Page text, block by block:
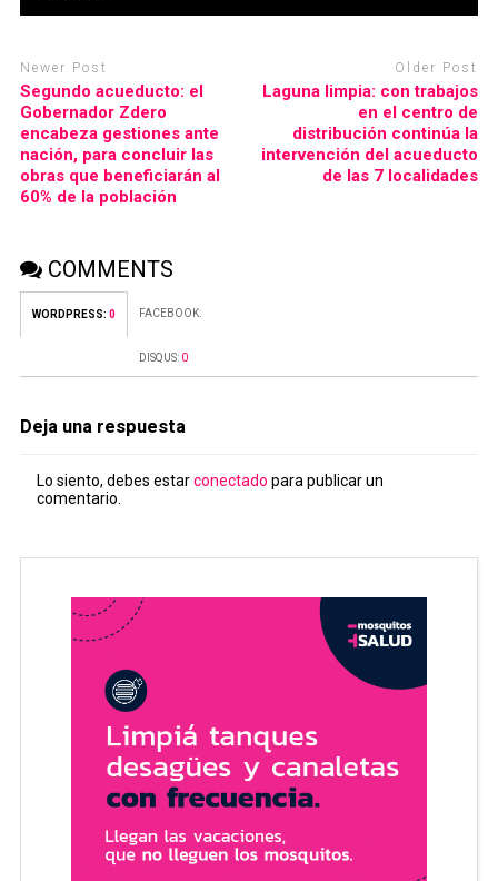
Newer Post
Segundo acueducto: el
Gobernador Zdero
encabeza gestiones ante
nación, para concluir las
obras que beneficiarán al
60% de la población
Older Post
Laguna limpia: con trabajos
en el centro de
distribución continúa la
intervención del acueducto
de las 7 localidades
COMMENTS
WORDPRESS: 0 FACEBOOK:
DISQUS: 0
Deja una respuesta
Lo siento, debes estarconectado para publicar un
comentario.